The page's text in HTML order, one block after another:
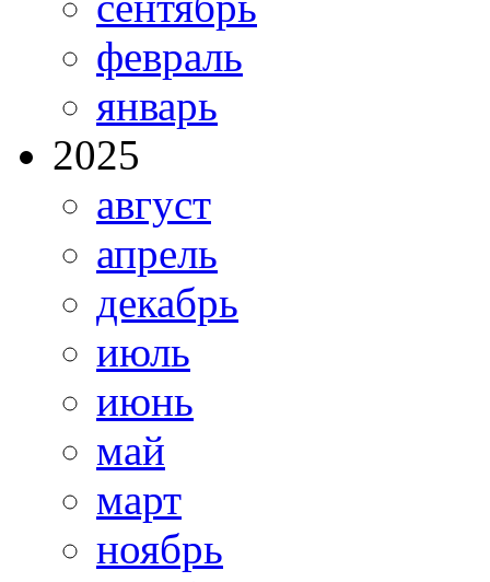
февраль
январь
2025
август
апрель
декабрь
июль
июнь
май
март
ноябрь